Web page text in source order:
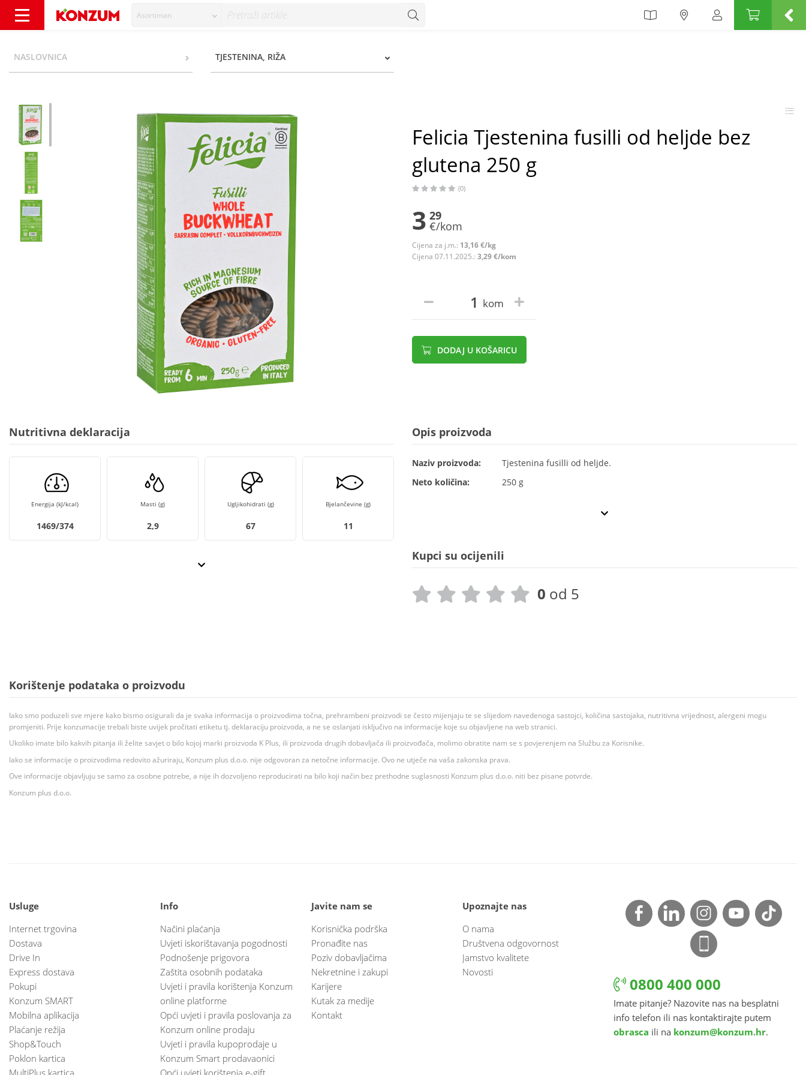
Asortiman
NASLOVNICA TJESTENINA, RIŽA
Felicia Tjestenina fusilli od heljde bez
glutena 250 g
(0)
3 29
€/kom
Cijena za j.m.: 13,16 €/kg
Cijena 07.11.2025.: 3,29 €/kom
kom
DODAJ U KOŠARICU
Nutritivna deklaracija
Energija (kJ/kcal)
1469/374
Masti (g)
2,9
Ugljikohidrati (g)
67
Bjelančevine (g)
11
Opis proizvoda
Naziv proizvoda:
Tjestenina fusilli od heljde.
Neto količina:
250 g
Kupci su ocijenili
0 od 5
Korištenje podataka o proizvodu
Iako smo poduzeli sve mjere kako bismo osigurali da je svaka informacija o proizvodima točna, prehrambeni proizvodi se često mijenjaju te se slijedom navedenoga sastojci, količina sastojaka, nutritivna vrijednost, alergeni mogu
promjeniti. Prije konzumacije trebali biste uvijek pročitati etiketu tj. deklaraciju proizvoda, a ne se oslanjati isključivo na informacije koje su objavljene na web stranici.
Ukoliko imate bilo kakvih pitanja ili želite savjet o bilo kojoj marki proizvoda K Plus, ili proizvoda drugih dobavljača ili proizvođača, molimo obratite nam se s povjerenjem na Službu za Korisnike.
Iako se informacije o proizvodima redovito ažuriraju, Konzum plus d.o.o. nije odgovoran za netočne informacije. Ovo ne utječe na vaša zakonska prava.
Ove informacije objavljuju se samo za osobne potrebe, a nije ih dozvoljeno reproducirati na bilo koji način bez prethodne suglasnosti Konzum plus d.o.o. niti bez pisane potvrde.
Konzum plus d.o.o.
Usluge
Internet trgovina
Dostava
Drive In
Express dostava
Pokupi
Konzum SMART
Mobilna aplikacija
Plaćanje režija
Shop&Touch
Poklon kartica
MultiPlus kartica
Info
Načini plaćanja
Uvjeti iskorištavanja pogodnosti
Podnošenje prigovora
Zaštita osobnih podataka
Uvjeti i pravila korištenja Konzum
online platforme
Opći uvjeti i pravila poslovanja za
Konzum online prodaju
Uvjeti i pravila kupoprodaje u
Konzum Smart prodavaonici
Opći uvjeti korištenja e-gift
Javite nam se
Korisnička podrška
Pronađite nas
Poziv dobavljačima
Nekretnine i zakupi
Karijere
Kutak za medije
Kontakt
Upoznajte nas
O nama
Društvena odgovornost
Jamstvo kvalitete
Novosti
0800 400 000
Imate pitanje? Nazovite nas na besplatni
info telefon ili nas kontaktirajte putem
obrasca ili na konzum@konzum.hr.